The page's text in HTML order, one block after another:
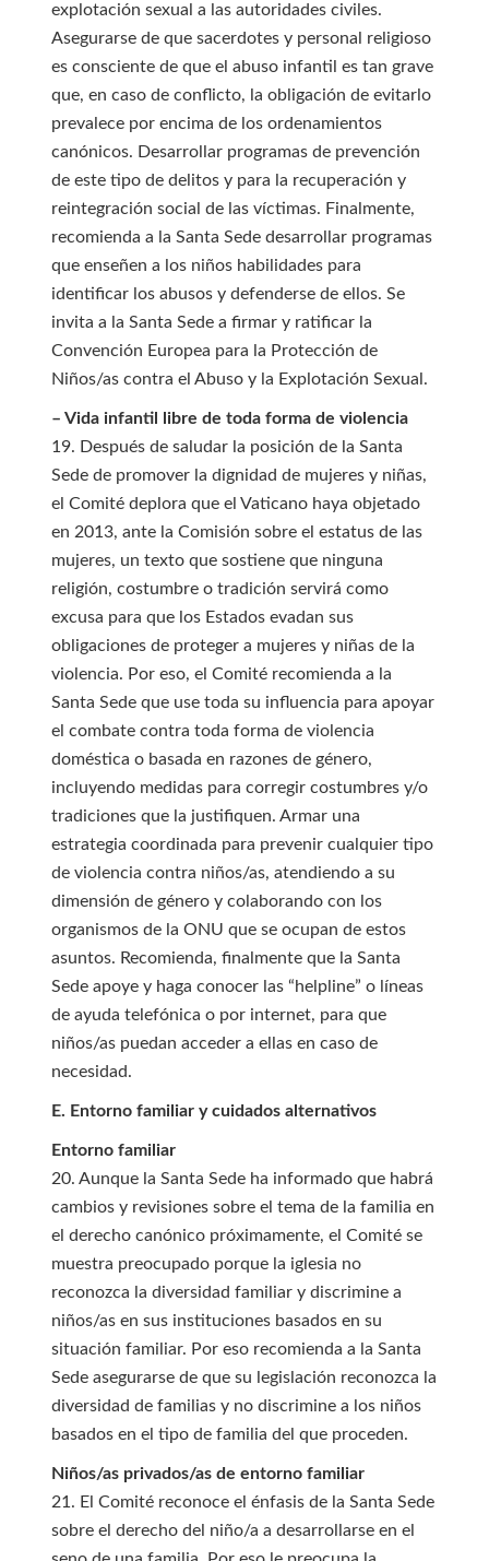
explotación sexual a las autoridades civiles.
Asegurarse de que sacerdotes y personal religioso
es consciente de que el abuso infantil es tan grave
que, en caso de conflicto, la obligación de evitarlo
prevalece por encima de los ordenamientos
canónicos. Desarrollar programas de prevención
de este tipo de delitos y para la recuperación y
reintegración social de las víctimas. Finalmente,
recomienda a la Santa Sede desarrollar programas
que enseñen a los niños habilidades para
identificar los abusos y defenderse de ellos. Se
invita a la Santa Sede a firmar y ratificar la
Convención Europea para la Protección de
Niños/as contra el Abuso y la Explotación Sexual.
– Vida infantil libre de toda forma de violencia
19. Después de saludar la posición de la Santa
Sede de promover la dignidad de mujeres y niñas,
el Comité deplora que el Vaticano haya objetado
en 2013, ante la Comisión sobre el estatus de las
mujeres, un texto que sostiene que ninguna
religión, costumbre o tradición servirá como
excusa para que los Estados evadan sus
obligaciones de proteger a mujeres y niñas de la
violencia. Por eso, el Comité recomienda a la
Santa Sede que use toda su influencia para apoyar
el combate contra toda forma de violencia
doméstica o basada en razones de género,
incluyendo medidas para corregir costumbres y/o
tradiciones que la justifiquen. Armar una
estrategia coordinada para prevenir cualquier tipo
de violencia contra niños/as, atendiendo a su
dimensión de género y colaborando con los
organismos de la ONU que se ocupan de estos
asuntos. Recomienda, finalmente que la Santa
Sede apoye y haga conocer las “helpline” o líneas
de ayuda telefónica o por internet, para que
niños/as puedan acceder a ellas en caso de
necesidad.
E. Entorno familiar y cuidados alternativos
Entorno familiar
20. Aunque la Santa Sede ha informado que habrá
cambios y revisiones sobre el tema de la familia en
el derecho canónico próximamente, el Comité se
muestra preocupado porque la iglesia no
reconozca la diversidad familiar y discrimine a
niños/as en sus instituciones basados en su
situación familiar. Por eso recomienda a la Santa
Sede asegurarse de que su legislación reconozca la
diversidad de familias y no discrimine a los niños
basados en el tipo de familia del que proceden.
Niños/as privados/as de entorno familiar
21. El Comité reconoce el énfasis de la Santa Sede
sobre el derecho del niño/a a desarrollarse en el